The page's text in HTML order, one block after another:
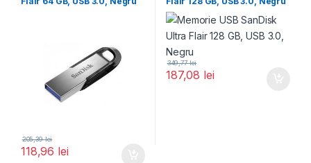
118,96 lei
205,39lei
187,08 lei
349,77lei